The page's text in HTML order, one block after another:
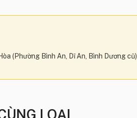
(Phường Bình An, Dĩ An, Bình Dương cũ)
LOẠI